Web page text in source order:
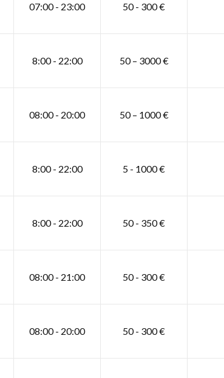
07:00 - 23:00 50 - 300 €
8:00 - 22:00 50 – 3000 €
08:00 - 20:00 50 – 1000 €
8:00 - 22:00 5 - 1000 €
8:00 - 22:00 50 - 350 €
08:00 - 21:00 50 - 300 €
08:00 - 20:00 50 - 300 €